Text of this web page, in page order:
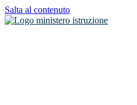
Salta al contenuto